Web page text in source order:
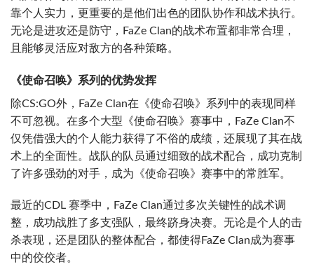
靠个人实力，更重要的是他们出色的团队协作和战术执行。
无论是进攻还是防守，FaZe Clan的战术布置都非常合理，
且能够灵活应对敌方的各种策略。
《使命召唤》系列的优势发挥
除CS:GO外，FaZe Clan在《使命召唤》系列中的表现同样
不可忽视。在多个大型《使命召唤》赛事中，FaZe Clan不
仅凭借强大的个人能力获得了不俗的成绩，还展现了其在战
术上的全面性。战队的队员通过细致的战术配合，成功克制
了许多强劲的对手，成为《使命召唤》赛事中的常胜军。
最近的CDL 赛季中，FaZe Clan通过多次关键性的战术调
整，成功战胜了多支强队，最终跻身决赛。无论是个人的击
杀表现，还是团队的整体配合，都使得FaZe Clan成为赛事
中的佼佼者。